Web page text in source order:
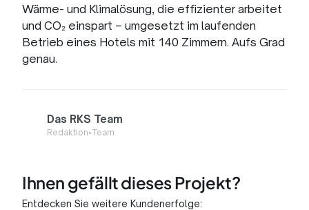
Wärme- und Klimalösung, die effizienter arbeitet
und CO₂ einspart – umgesetzt im laufenden
Betrieb eines Hotels mit 140 Zimmern. Aufs Grad
genau.
Das RKS Team
Redaktion•Team
Ihnen gefällt dieses Projekt?
Entdecken Sie weitere Kundenerfolge: